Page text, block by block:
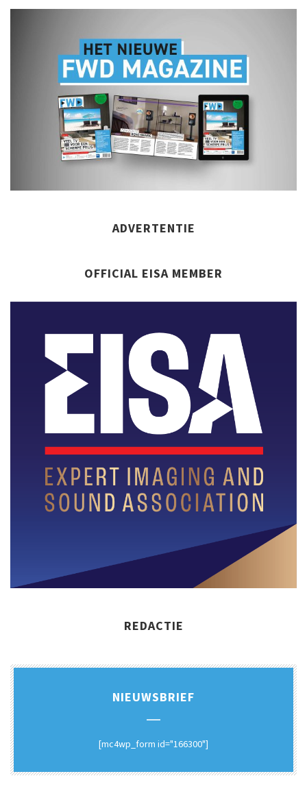
ADVERTENTIE
OFFICIAL EISA MEMBER
REDACTIE
NIEUWSBRIEF
[mc4wp_form id="166300"]